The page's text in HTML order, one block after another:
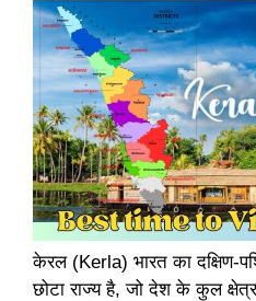
केरल (Kerla) भारत का दक्षिण-
छोटा राज्य है, जो देश के कुल